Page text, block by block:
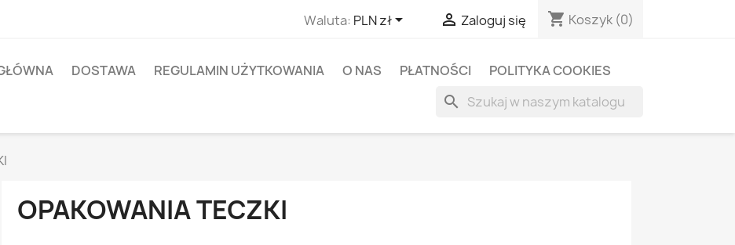
Waluta: PLN zł  Zaloguj się shopping_cart Koszyk (0)
DOSTAWA REGULAMIN UŻYTKOWANIA O NAS PŁATNOŚCI POLITYKA COOKIES
search
OPAKOWANIA TECZKI